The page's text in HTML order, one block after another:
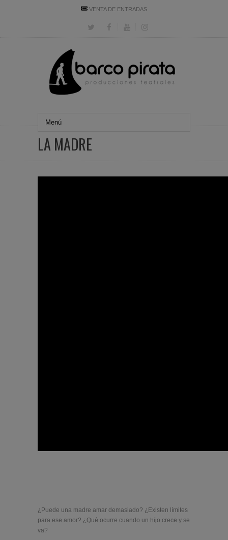
VENTA DE ENTRADAS
LA MADRE
¿Puede una madre amar demasiado? ¿Existen límites
para ese amor? ¿Qué ocurre cuando un hijo crece y se
va?